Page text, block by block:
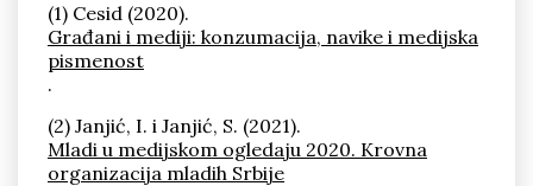
(1) Cesid (2020).
Građani i mediji: konzumacija, navike i medijska
pismenost
.
(2) Janjić, I. i Janjić, S. (2021).
Mladi u medijskom ogledaju 2020. Krovna
organizacija mladih Srbije